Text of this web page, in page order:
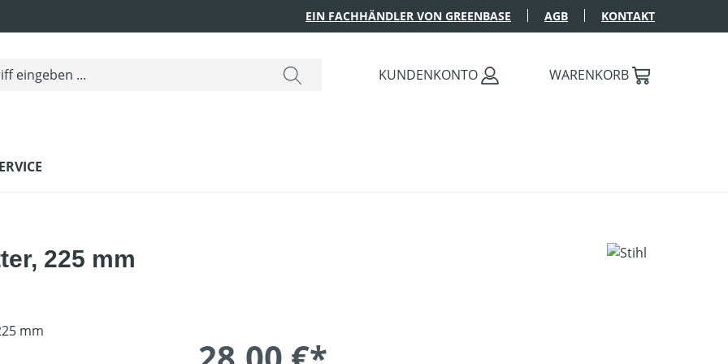
EIN FACHHÄNDLER VON GREENBASE AGB KONTAKT
KUNDENKONTO WARENKORB
225 mm